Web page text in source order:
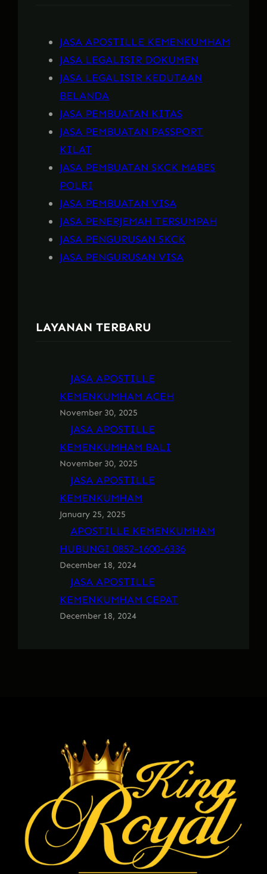
JASA APOSTILLE KEMENKUMHAM
JASA LEGALISIR DOKUMEN
JASA LEGALISIR KEDUTAAN
BELANDA
JASA PEMBUATAN KITAS
JASA PEMBUATAN PASSPORT
KILAT
JASA PEMBUATAN SKCK MABES
POLRI
JASA PEMBUATAN VISA
JASA PENERJEMAH TERSUMPAH
JASA PENGURUSAN SKCK
JASA PENGURUSAN VISA
LAYANAN TERBARU
JASA APOSTILLE
KEMENKUMHAM ACEH
November 30, 2025
JASA APOSTILLE
KEMENKUMHAM BALI
November 30, 2025
JASA APOSTILLE
KEMENKUMHAM
January 25, 2025
APOSTILLE KEMENKUMHAM
HUBUNGI 0852-1600-6336
December 18, 2024
JASA APOSTILLE
KEMENKUMHAM CEPAT
December 18, 2024